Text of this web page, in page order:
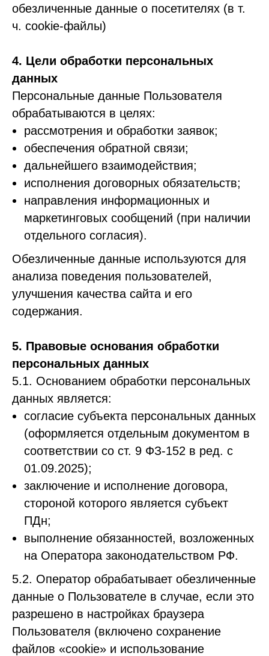
обезличенные данные о посетителях (в т.
ч. cookie-файлы)
4. Цели обработки персональных
данных
Персональные данные Пользователя
обрабатываются в целях:
рассмотрения и обработки заявок;
обеспечения обратной связи;
дальнейшего взаимодействия;
исполнения договорных обязательств;
направления информационных и
маркетинговых сообщений (при наличии
отдельного согласия).
Обезличенные данные используются для
анализа поведения пользователей,
улучшения качества сайта и его
содержания.
5. Правовые основания обработки
персональных данных
5.1. Основанием обработки персональных
данных является:
cогласие субъекта персональных данных
(оформляется отдельным документом в
соответствии со ст. 9 ФЗ-152 в ред. с
01.09.2025);
заключение и исполнение договора,
стороной которого является субъект
ПДн;
выполнение обязанностей, возложенных
на Оператора законодательством РФ.
5.2. Оператор обрабатывает обезличенные
данные о Пользователе в случае, если это
разрешено в настройках браузера
Пользователя (включено сохранение
файлов «cookie» и использование